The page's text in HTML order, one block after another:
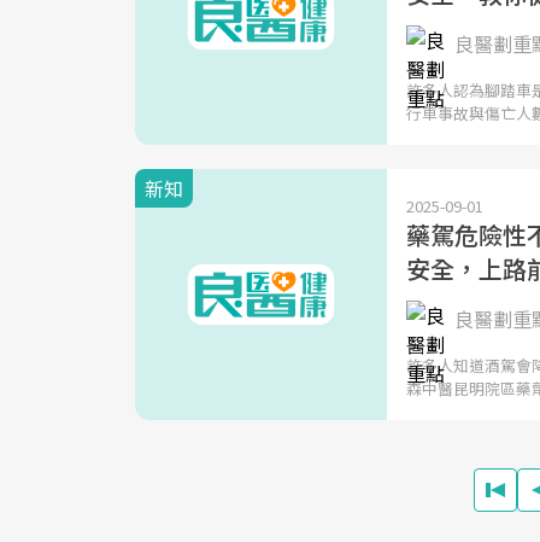
良醫劃重
許多人認為腳踏車
行車事故與傷亡人
新知
2025-09-01
藥駕危險性
安全，上路
良醫劃重
許多人知道酒駕會
森中醫昆明院區藥